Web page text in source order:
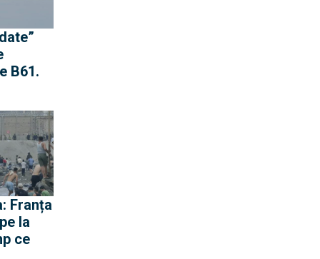
B61.
nu
i
Franța
la
ce